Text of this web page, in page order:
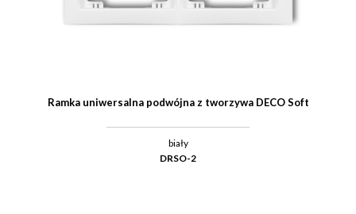
Ramka uniwersalna podwójna z tworzywa DECO Soft
biały
DRSO-2